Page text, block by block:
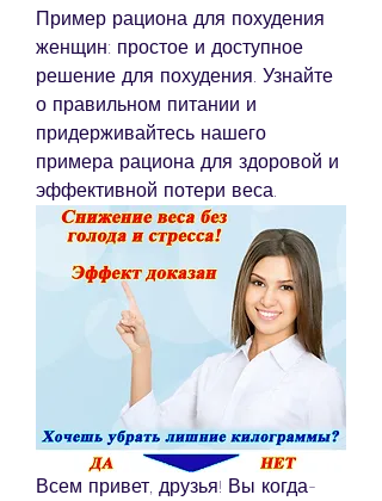
Пример рациона для похудения
женщин: простое и доступное
решение для похудения. Узнайте
о правильном питании и
придерживайтесь нашего
примера рациона для здоровой и
эффективной потери веса.
Всем привет, друзья! Вы когда-